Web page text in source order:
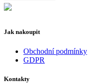
Jak nakoupit
Obchodní podmínky
GDPR
Kontakty